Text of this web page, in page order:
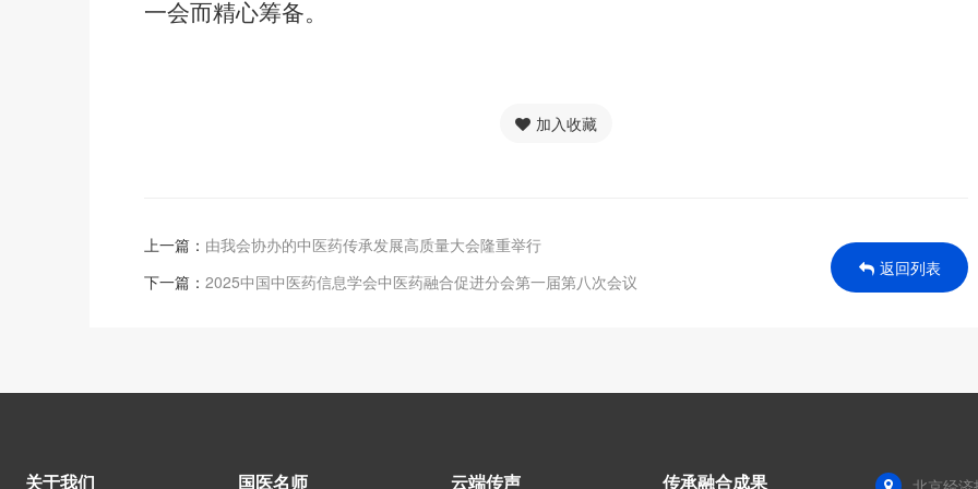
一会而精心筹备。
加入收藏
上一篇： 由我会协办的中医药传承发展高质量大会隆重举行
下一篇： 2025中国中医药信息学会中医药融合促进分会第一届第八次会议
返回列表
关于我们 国医名师 云端传声 传承融合成果